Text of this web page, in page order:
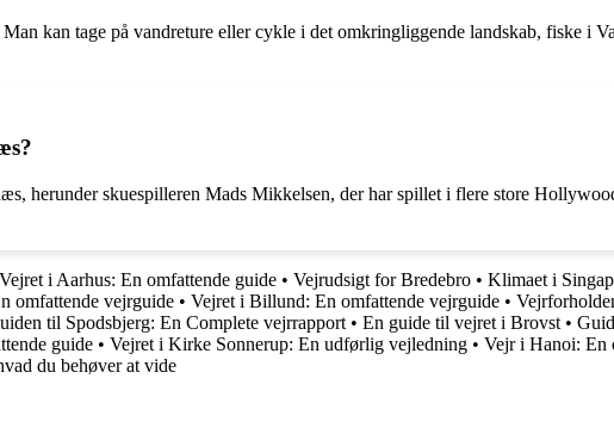
kan tage på vandreture eller cykle i det omkringliggende landskab, fiske i
herunder skuespilleren Mads Mikkelsen, der har spillet i flere store
Vejret i Aarhus: En omfattende guide • Vejrudsigt for Bredebro • Klimaet i
omfattende vejrguide • Vejret i Billund: En omfattende vejrguide •
til Spodsbjerg: En Complete vejrrapport • En guide til vejret i Brovst •
guide • Vejret i Kirke Sonnerup: En udførlig vejledning • Vejr i Hanoi: En
du behøver at vide